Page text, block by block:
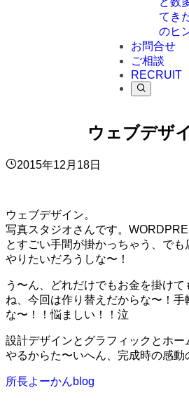
てき
のヒ
お問合せ
ご相談
RECRUIT
ウェブデザイ
2015年12月18日
ウェブデザイン。
写真スタジオさんです。
とすごい手間が掛かっちゃう、で
やりたいだろうしな〜！
う〜ん、どれだけでもお金を掛け
ね、今回は作り替えだからな〜！
な〜！！悩ましい！！泣
設計デザインとグラフィックとホ
やるからた〜いへん、完成時の感動
所長よーかんblog